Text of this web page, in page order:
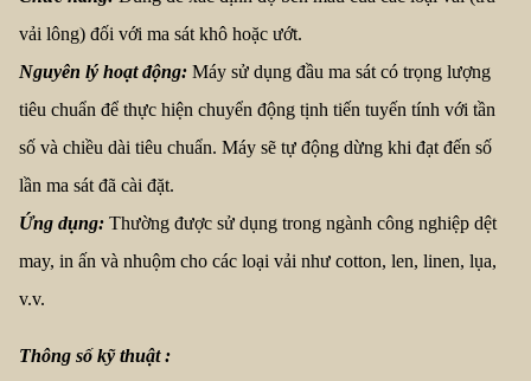
vải lông) đối với ma sát khô hoặc ướt.
Nguyên lý hoạt động: Máy sử dụng đầu ma sát có trọng lượng
tiêu chuẩn để thực hiện chuyển động tịnh tiến tuyến tính với tần
số và chiều dài tiêu chuẩn. Máy sẽ tự động dừng khi đạt đến số
lần ma sát đã cài đặt.
Ứng dụng: Thường được sử dụng trong ngành công nghiệp dệt
may, in ấn và nhuộm cho các loại vải như cotton, len, linen, lụa,
v.v.
Thông số kỹ thuật :